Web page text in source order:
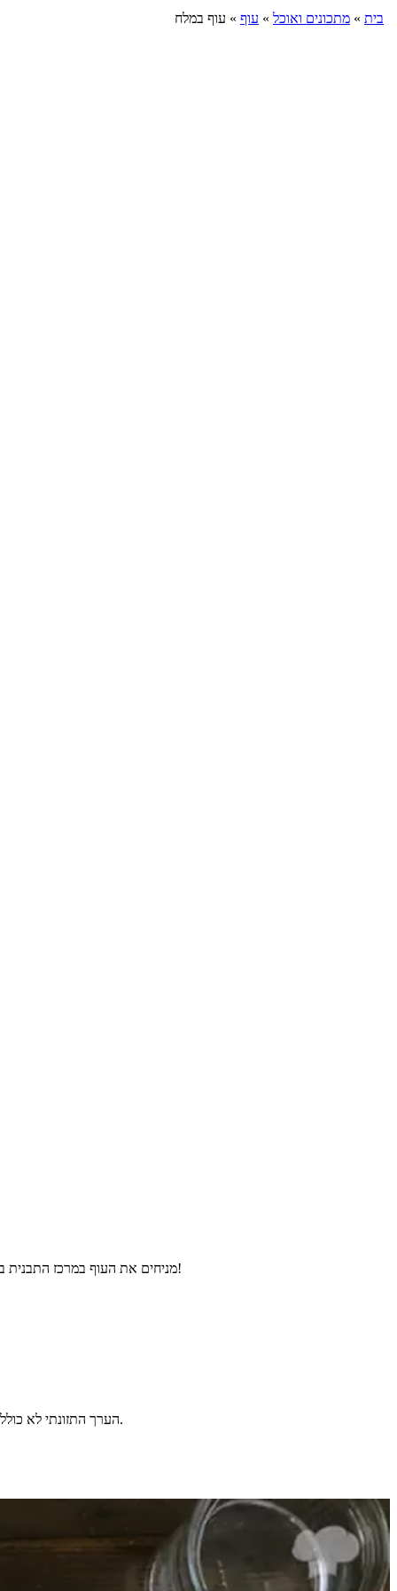
בית » מתכונים ואוכל » עוף » עוף במלח
מניחים את העוף במרכז התבנית בזהירות כדי שלא ייגע במלח ואופים בתנור שחומם מראש לחום של 180 מעלות למשך כשעה עד שהעוף משחים. מתקבל עוף במלח פשוט נהדר!
הערך התזונתי לא כולל את המלח הגס, על מנת שערך הנתרן לא יהיה מוטעה. יחד עם זאת, בתהליך האפייה ככל הנראה המליחות נספגת בעוף ולכן יש לקחת זאת בחשבון.